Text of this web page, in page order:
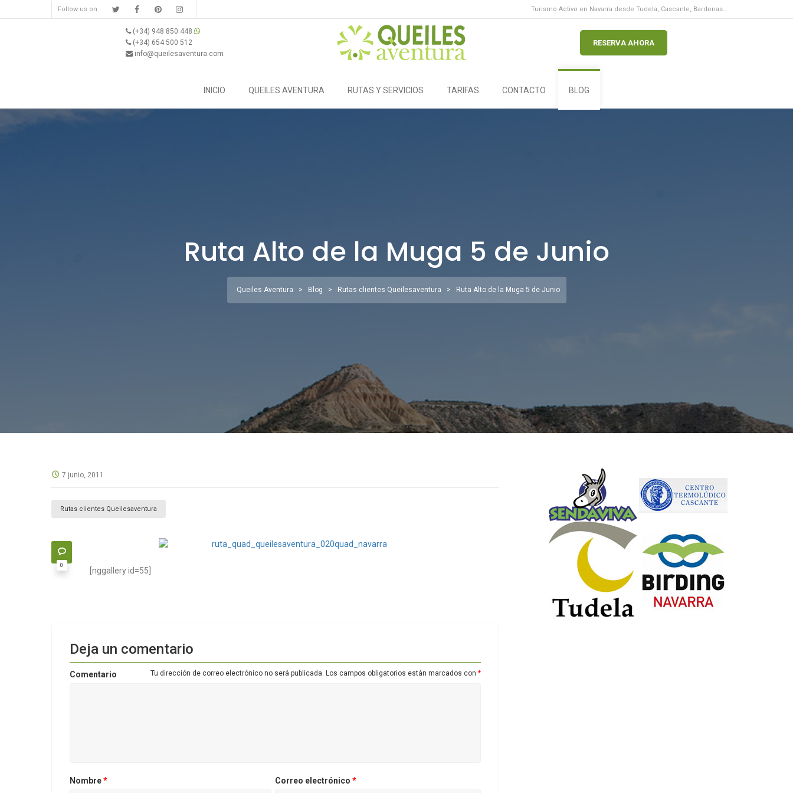
Follow us on: Turismo Activo en Navarra desde Tudela, Cascante, Bardenas…
(+34) 948 850 448
(+34) 654 500 512
info@queilesaventura.com
RESERVA AHORA
INICIO QUEILES AVENTURA RUTAS Y SERVICIOS TARIFAS CONTACTO BLOG
Ruta Alto de la Muga 5 de Junio
Queiles Aventura > Blog > Rutas clientes Queilesaventura > Ruta Alto de la Muga 5 de Junio
7 junio, 2011
Rutas clientes Queilesaventura
[nggallery id=55]
0
Deja un comentario
Tu dirección de correo electrónico no será publicada. Los campos obligatorios están marcados con *
Comentario
Nombre* Correo electrónico*